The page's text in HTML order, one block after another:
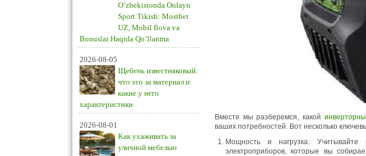
O‘zbekistonda Onlayn
Sport Tikish: Mostbet
UZ, Mobil Ilova va
Bonuslar Haqida Qo‘llanma
2026-08-05
Щебень известняковый:
что это за материал и
какие у него
характеристики
2026-08-01
Как ухаживать за
уличной мебелью
Вместе мы разберемся, какой
ваших потребностей. Вот несколько
Мощность и нагрузка: Учитывайте
электроприборов, которые вы